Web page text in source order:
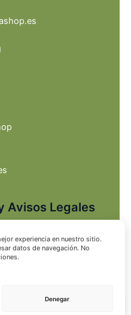
experiencia en nuestro sitio.
datos de navegación. No
Denegar
Avisos Legales